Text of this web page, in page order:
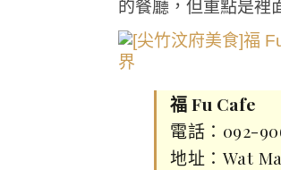
的餐廳，但重點是裡
福 Fu Cafe
電話：092-
地址：Wat